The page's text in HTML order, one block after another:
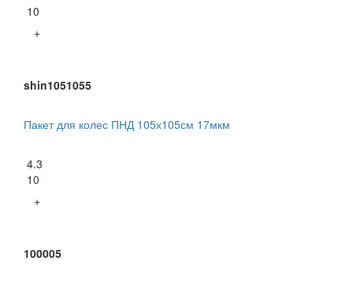
10
+
shin1051055
Пакет для колес ПНД 105х105см 17мкм
4.3
10
+
100005